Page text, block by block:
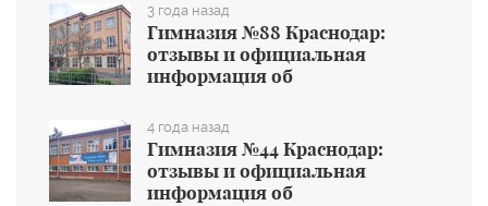
3 года назад
Гимназия №88 Краснодар:
отзывы и официальная
информация об
4 года назад
Гимназия №44 Краснодар:
отзывы и официальная
информация об